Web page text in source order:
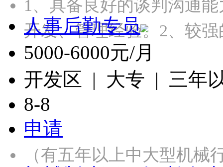
1、具备良好的谈判沟通
开发、管理经验。2、较
人事后勤专员
5000-6000元/月
开发区 | 大专 | 三年
8-8
申请
（有五年以上中大型机